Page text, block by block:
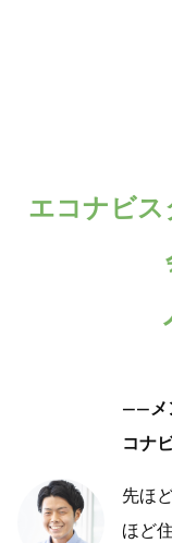
エコナビ
——メ
コナ
先ほ
ほど